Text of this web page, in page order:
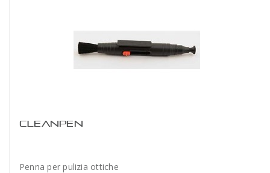
CLEANPEN
Penna per pulizia ottiche